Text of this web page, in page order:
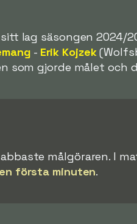
lag säsongen 2024/
- Erik Kojzek
som gjorde målet och
målgöraren. I
första minuten.